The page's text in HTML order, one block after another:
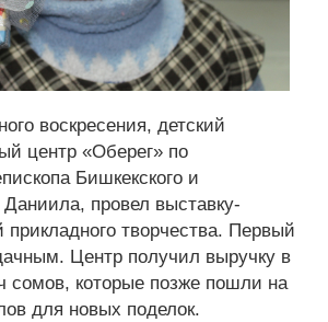
воскресения, детский
центр «Оберег» по
Бишкекского и
Даниила, провел выставку-
прикладного творчества. Первый
Центр получил выручку в
сомов, которые позже пошли на
для новых поделок.